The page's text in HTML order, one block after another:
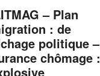
– Plan
: de
politique –
chômage :